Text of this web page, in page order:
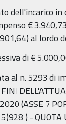
dell'incarico in
€
al
di €
al n. 5293 di
(ASSE 7
) - QUOTA